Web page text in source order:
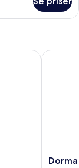
Dorma
Dorma